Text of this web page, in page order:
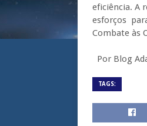
eficiência. A
esforços
Combate às
Por Blog
TAGS: